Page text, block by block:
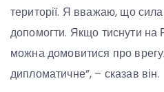
території. Я вважаю, що
допомогти. Якщо тиснути
можна домовитися про
дипломатичне”, – сказав він.